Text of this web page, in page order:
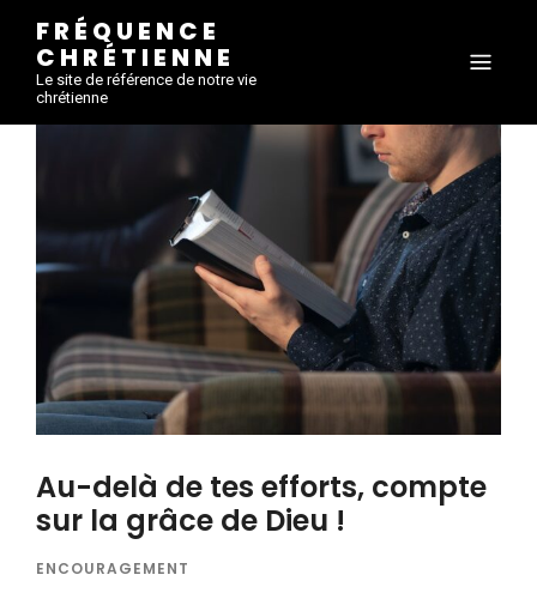
FRÉQUENCE
CHRÉTIENNE
Le site de référence de notre vie
chrétienne
Au-delà de tes efforts, compte
sur la grâce de Dieu !
ENCOURAGEMENT